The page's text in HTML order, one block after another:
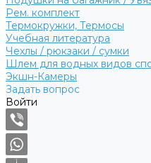
Рем. комплект
Термокружки, Термосы
Учебная литература
Чехлы / рюкзаки / сумки
Шлем для водных видов
Экшн-Камеры
Задать вопрос
Войти